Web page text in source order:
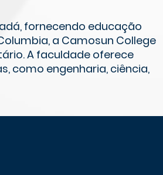
fornecendo educação
a Camosun College
A faculdade oferece
como engenharia, ciência,